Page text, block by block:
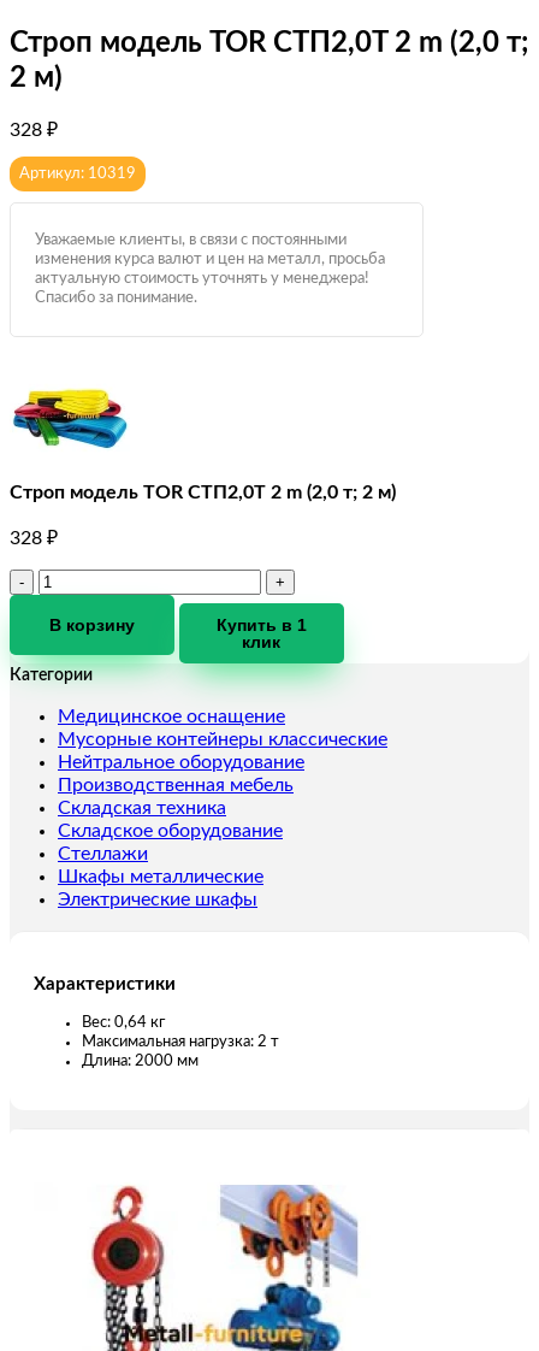
Строп модель TOR СТП2,0T 2 m (2,0 т;
2 м)
328 ₽
Артикул: 10319
Уважаемые клиенты, в связи с постоянными
изменения курса валют и цен на металл, просьба
актуальную стоимость уточнять у менеджера!
Спасибо за понимание.
Строп модель TOR СТП2,0T 2 m (2,0 т; 2 м)
328 ₽
Количество
Строп
TOR
2
m
(2,0
т;
2
м)
В корзину
Купить в 1
клик
Категории
Медицинское оснащение
Мусорные контейнеры классические
Нейтральное оборудование
Производственная мебель
Складская техника
Складское оборудование
Стеллажи
Шкафы металлические
Электрические шкафы
Характеристики
Вес: 0,64 кг
Максимальная нагрузка: 2 т
Длина: 2000 мм